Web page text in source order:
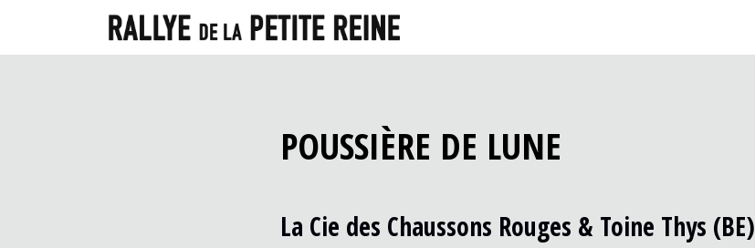
POUSSIÈRE DE LUNE
La Cie des Chaussons Rouges & Toine Thys (BE)